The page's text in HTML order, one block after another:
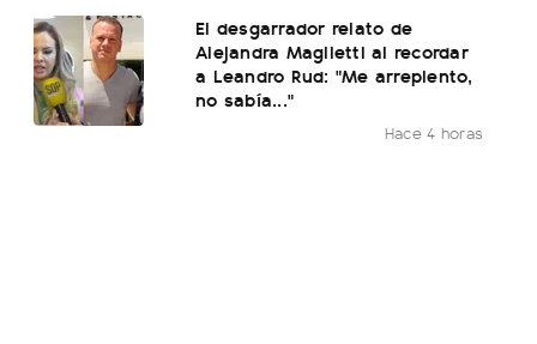
El desgarrador relato de
Alejandra Maglietti al recordar
a Leandro Rud: "Me arrepiento,
no sabía..."
Hace 4 horas